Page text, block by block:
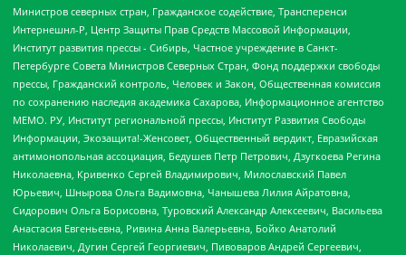
Министров северных стран, Гражданское содействие, Трансперенси
Интернешнл-Р, Центр Защиты Прав Средств Массовой Информации,
Институт развития прессы - Сибирь, Частное учреждение в Санкт-
Петербурге Совета Министров Северных Стран, Фонд поддержки свободы
прессы, Гражданский контроль, Человек и Закон, Общественная комиссия
по сохранению наследия академика Сахарова, Информационное агентство
МЕМО. РУ, Институт региональной прессы, Институт Развития Свободы
Информации, Экозащита!-Женсовет, Общественный вердикт, Евразийская
антимонопольная ассоциация, Бедушев Петр Петрович, Дзугкоева Регина
Николаевна, Кривенко Сергей Владимирович, Милославский Павел
Юрьевич, Шнырова Ольга Вадимовна, Чанышева Лилия Айратовна,
Сидорович Ольга Борисовна, Туровский Александр Алексеевич, Васильева
Анастасия Евгеньевна, Ривина Анна Валерьевна, Бойко Анатолий
Николаевич, Дугин Сергей Георгиевич, Пивоваров Андрей Сергеевич,